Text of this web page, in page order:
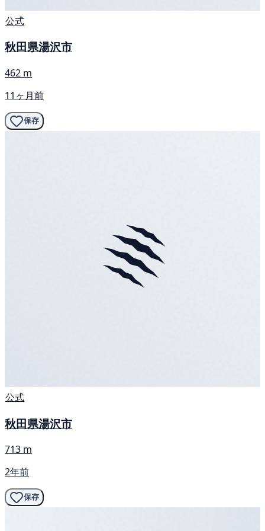
公式
秋田県湯沢市
462 m
11ヶ月前
保存
公式
秋田県湯沢市
713 m
2年前
保存